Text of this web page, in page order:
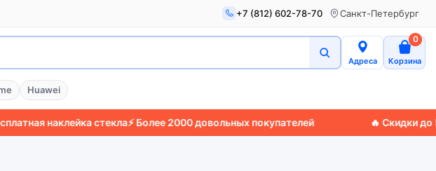
+7 (812) 602-78-70 Санкт-Петербург
Адреса Корзина
0
Huawei
наклейка стекла⚡ Более 2000 довольных покупателей 🔥 Скидки до 50%